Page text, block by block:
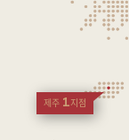
제주 1지점